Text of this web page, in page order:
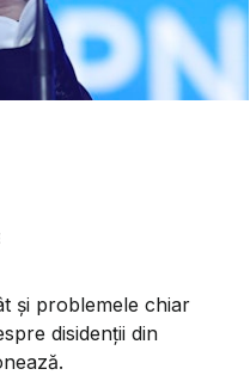
și problemele chiar
disidenții din